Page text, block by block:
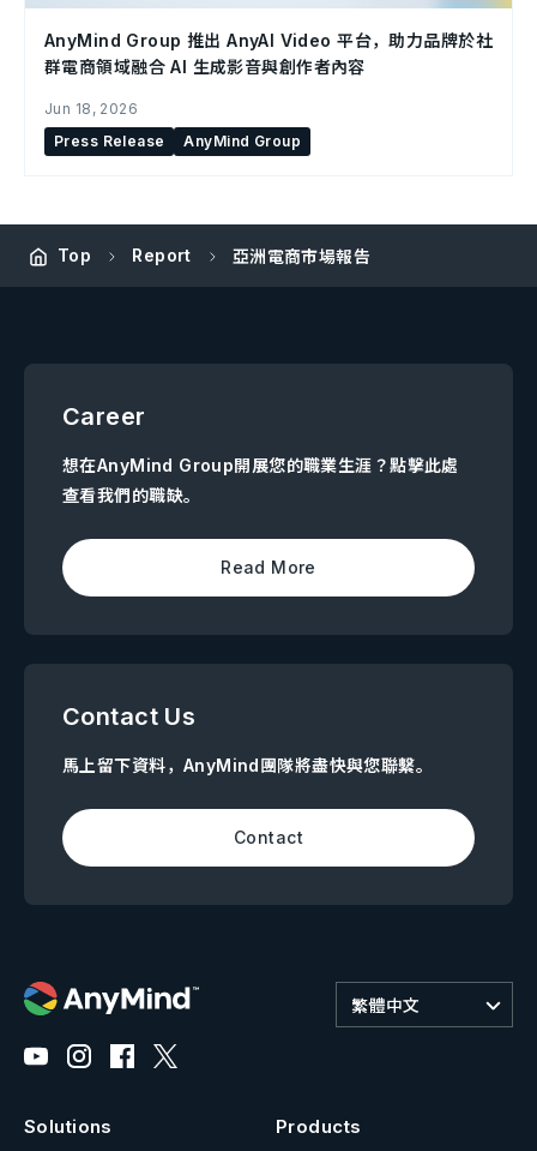
AnyMind Group 推出 AnyAI Video 平台，助力品牌於社
群電商領域融合 AI 生成影音與創作者內容
Jun 18, 2026
Press Release
AnyMind Group
Top Report 亞洲電商市場報告
Career
想在AnyMind Group開展您的職業生涯？點擊此處
查看我們的職缺。
Read More
Contact Us
馬上留下資料，AnyMind團隊將盡快與您聯繫。
Contact
繁體中文
Solutions Products